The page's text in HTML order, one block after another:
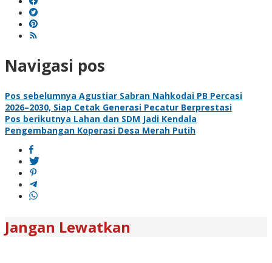
Navigasi pos
Pos sebelumnya Agustiar Sabran Nahkodai PB Percasi
2026–2030, Siap Cetak Generasi Pecatur Berprestasi
Pos berikutnya Lahan dan SDM Jadi Kendala
Pengembangan Koperasi Desa Merah Putih
Jangan Lewatkan